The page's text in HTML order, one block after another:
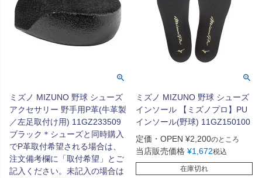
ミズノ MIZUNO 野球 シューズ
アクセサリー 野手用P革(牛革製
／左足取付け用) 11GZ233509
ブラック＊シューズと同時購入
でP革取付希望される場合は、
注文備考欄に「取付希望」とご
記入ください。未記入の場合は
ミズノ MIZUNO 野球 シューズ
インソール 【ミズノプロ】PU
インソール(野球) 11GZ150100
定価・OPEN ¥2,200のところ
当店販売価格 ¥1,672税込
在庫切れ